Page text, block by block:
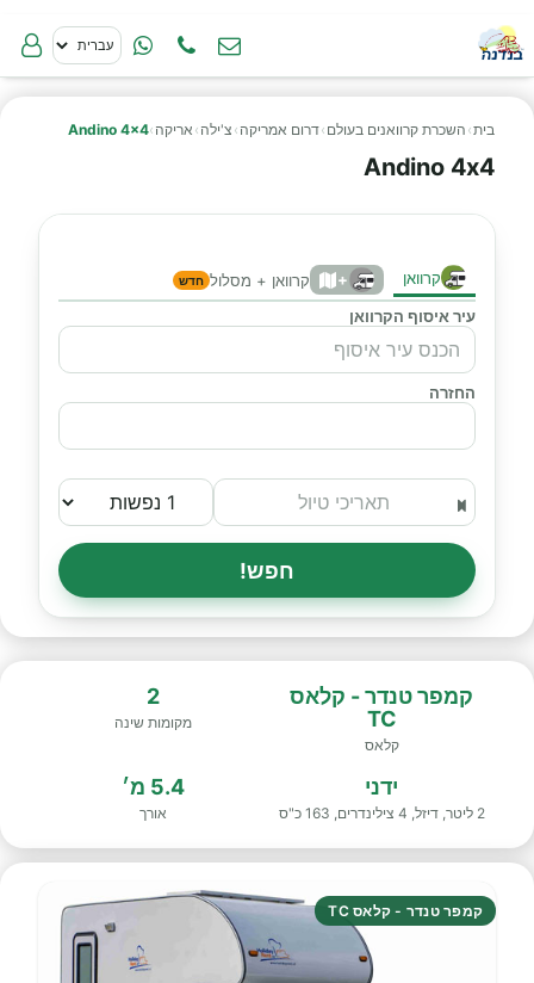
בית› השכרת קרוואנים בעולם ›דרום אמריקה › צ'ילה › אריקה ›
Andino 4x4
Andino 4x4
קרוואן + קרוואן + מסלול חדש
עיר איסוף הקרוואן
החזרה
חפש!
קמפר טנדר - קלאס
TC
קלאס
2
מקומות שינה
ידני
2 ליטר, דיזל, 4 צילינדרים, 163 כ"ס
5.4 מ׳
אורך
קמפר טנדר - קלאס TC